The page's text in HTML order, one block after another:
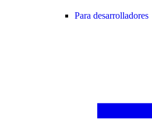
Para desarrolladores